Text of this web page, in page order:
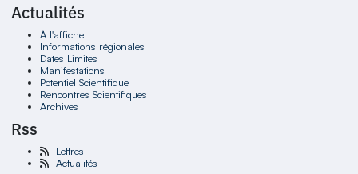
Actualités
À l'affiche
Informations régionales
Dates Limites
Manifestations
Potentiel Scientifique
Rencontres Scientifiques
Archives
Rss
Lettres
Actualités